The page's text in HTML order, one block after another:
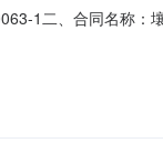
1二、合同名称：
供应商（乙